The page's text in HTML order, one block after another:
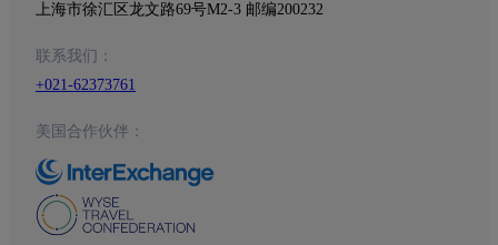
上海市徐汇区龙文路69号M2-3 邮编200232
联系我们：
+021-62373761
美国合作伙伴：